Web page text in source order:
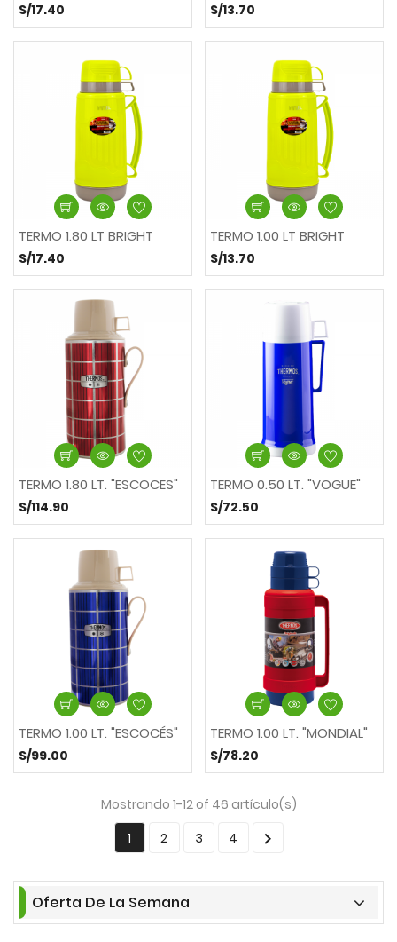
S/17.40 S/13.70
TERMO 1.80 LT BRIGHT
S/17.40
TERMO 1.00 LT BRIGHT
S/13.70
TERMO 1.80 LT. "ESCOCES"
S/114.90
TERMO 0.50 LT. "VOGUE"
S/72.50
TERMO 1.00 LT. "ESCOCÉS"
S/99.00
TERMO 1.00 LT. "MONDIAL"
S/78.20
Mostrando 1-12 of 46 artículo(s)
1
2 3 4 
Oferta De La Semana